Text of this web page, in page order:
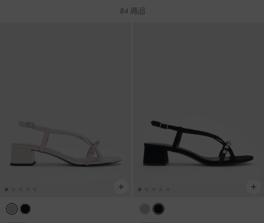
84 商品